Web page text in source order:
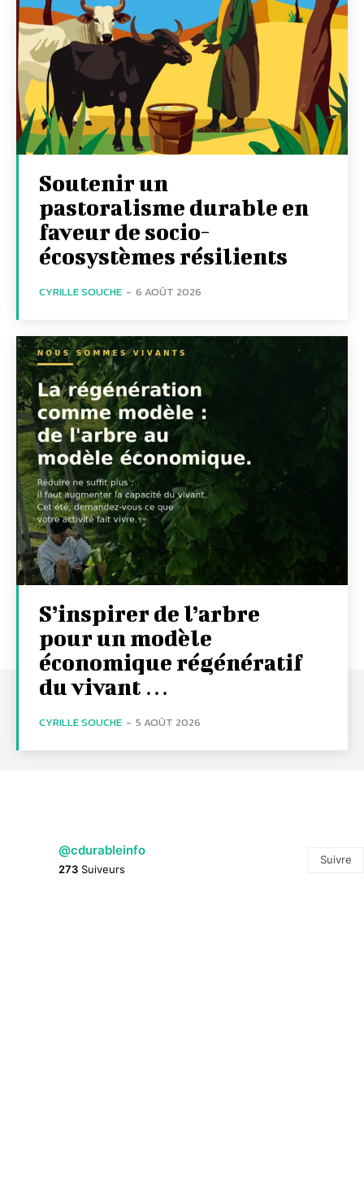
Soutenir un
pastoralisme durable en
faveur de socio-
écosystèmes résilients
CYRILLE SOUCHE - 6 AOÛT 2026
S’inspirer de l’arbre
pour un modèle
économique régénératif
du vivant …
CYRILLE SOUCHE - 5 AOÛT 2026
@cdurableinfo
273 Suiveurs
Suivre